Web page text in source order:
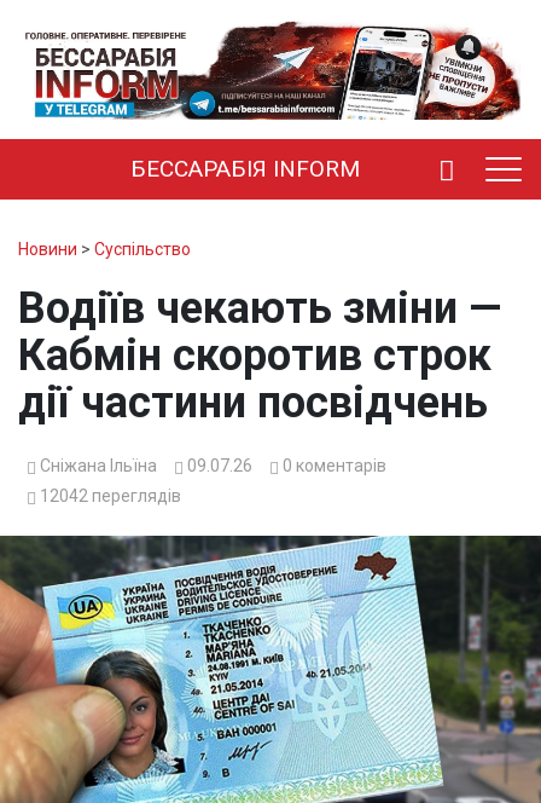
БЕССАРАБІЯ INFORM
Новини > Суспільство
Водіїв чекають зміни —
Кабмін скоротив строк
дії частини посвідчень
Сніжана Ільїна 09.07.26 0 коментарів
12042 переглядів